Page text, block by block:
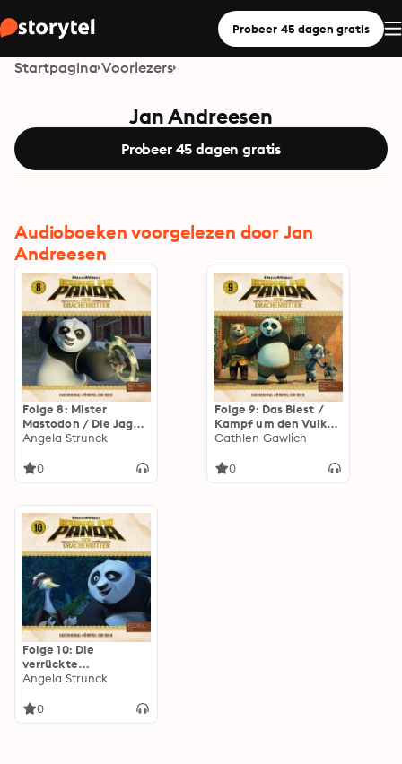
Probeer 45 dagen gratis
Startpagina Voorlezers
Jan Andreesen
Probeer 45 dagen gratis
Audioboeken voorgelezen door Jan
Andreesen
Folge 8: Mister
Mastodon / Die Jagd
nach dem Blitz (Das
Serie)
Angela Strunck
0
Folge 9: Das Biest /
Kampf um den Vulkan
(Das Original-Hörspiel
Cathlen Gawlich
0
Folge 10: Die
verrückte
Wissenschafterin /
Teil 1+2 (Das Original-
Angela Strunck
0